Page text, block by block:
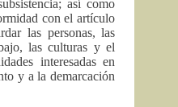
así como
con el artículo
las personas, las
las culturas y el
interesadas en
y a la demarcación